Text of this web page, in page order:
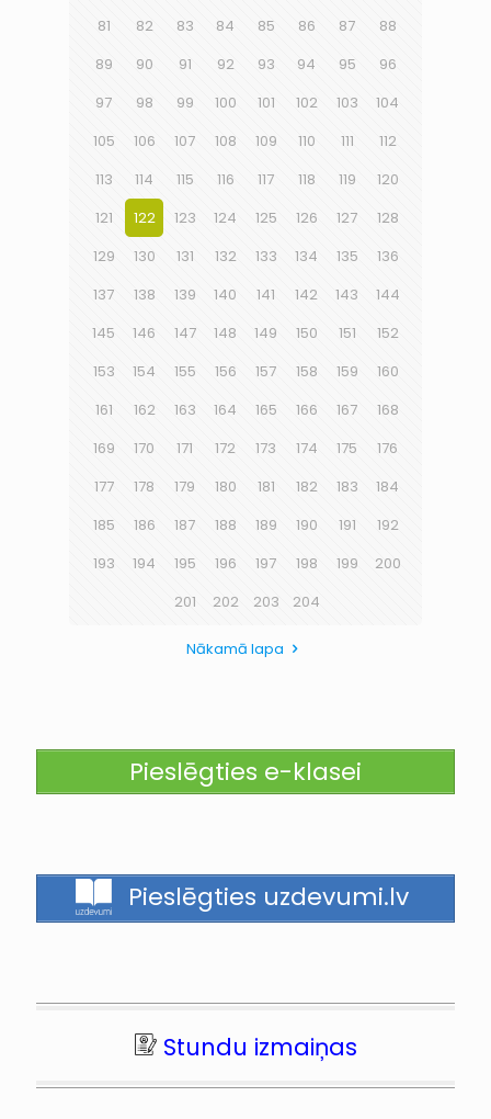
81
82 83 84 85 86 87
88
89
90 91 92 93 94 95
96
97
98 99 100 101 102 103
104
105
106 107 108 109 110 111
112
113
114 115 116 117 118 119
120
121
122 123 124 125 126 127
128
129
130 131 132 133 134 135
136
137
138 139 140 141 142 143
144
145
146 147 148 149 150 151
152
153
154 155 156 157 158 159
160
161
162 163 164 165 166 167
168
169
170 171 172 173 174 175
176
177
178 179 180 181 182 183
184
185
186 187 188 189 190 191
192
193
194 195 196 197 198 199
200
201
202 203 204
Nākamā lapa
Pieslēgties e-klasei
Pieslēgties uzdevumi.lv
Stundu izmaiņas